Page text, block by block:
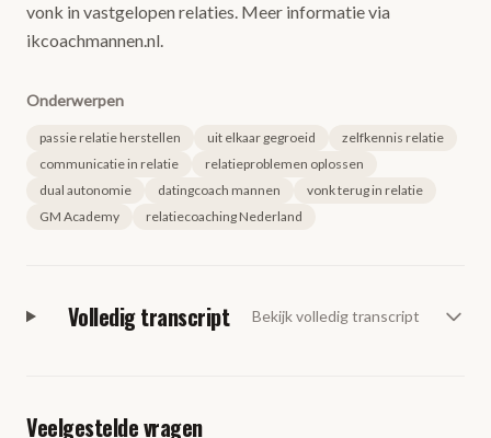
vonk in vastgelopen relaties. Meer informatie via
ikcoachmannen.nl.
Onderwerpen
passie relatie herstellen uit elkaar gegroeid
zelfkennis relatie
communicatie in relatie
relatieproblemen oplossen
dual autonomie
datingcoach mannen
vonk terug in relatie
GM Academy
relatiecoaching Nederland
Volledig transcript Bekijk volledig transcript
Veelgestelde vragen